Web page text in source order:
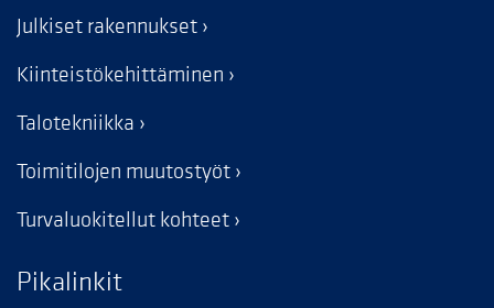
Julkiset rakennukset
Kiinteistökehittäminen
Talotekniikka
Toimitilojen muutostyöt
Turvaluokitellut kohteet
Pikalinkit